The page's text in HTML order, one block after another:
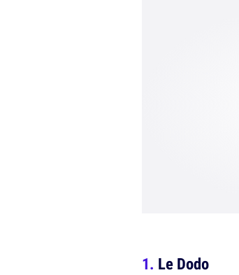
Le Dodo